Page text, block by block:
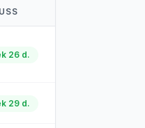
26 d.
29 d.